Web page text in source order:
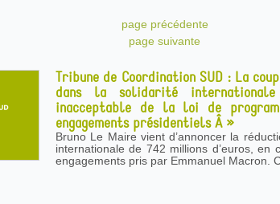
page précédente
page suivante
Tribune de Coordination SUD : La
dans la solidarité
inacceptable de la loi de
engagements présidentiels Â »
Bruno Le Maire vient d’annoncer la
internationale de 742 millions d’euros, en
engagements pris par Emmanuel Macron.